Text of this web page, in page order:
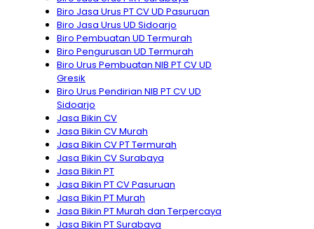
Biro Jasa Urus PT CV UD Pasuruan
Biro Jasa Urus UD Sidoarjo
Biro Pembuatan UD Termurah
Biro Pengurusan UD Termurah
Biro Urus Pembuatan NIB PT CV UD
Gresik
Biro Urus Pendirian NIB PT CV UD
Sidoarjo
Jasa Bikin CV
Jasa Bikin CV Murah
Jasa Bikin CV PT Termurah
Jasa Bikin CV Surabaya
Jasa Bikin PT
Jasa Bikin PT CV Pasuruan
Jasa Bikin PT Murah
Jasa Bikin PT Murah dan Terpercaya
Jasa Bikin PT Surabaya